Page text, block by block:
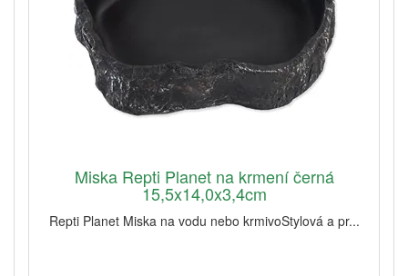
Miska Repti Planet na krmení černá
15,5x14,0x3,4cm
Repti Planet Miska na vodu nebo krmivoStylová a pr...